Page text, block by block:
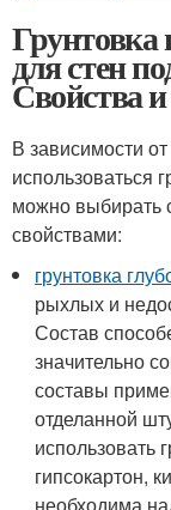
Грунтовка
для стен
Свойства
В зависимости
использоваться
можно выбирать
свойствами:
грунтовка
рыхлых и
Состав
значительно
составы
отделанной
использовать
гипсокартон,